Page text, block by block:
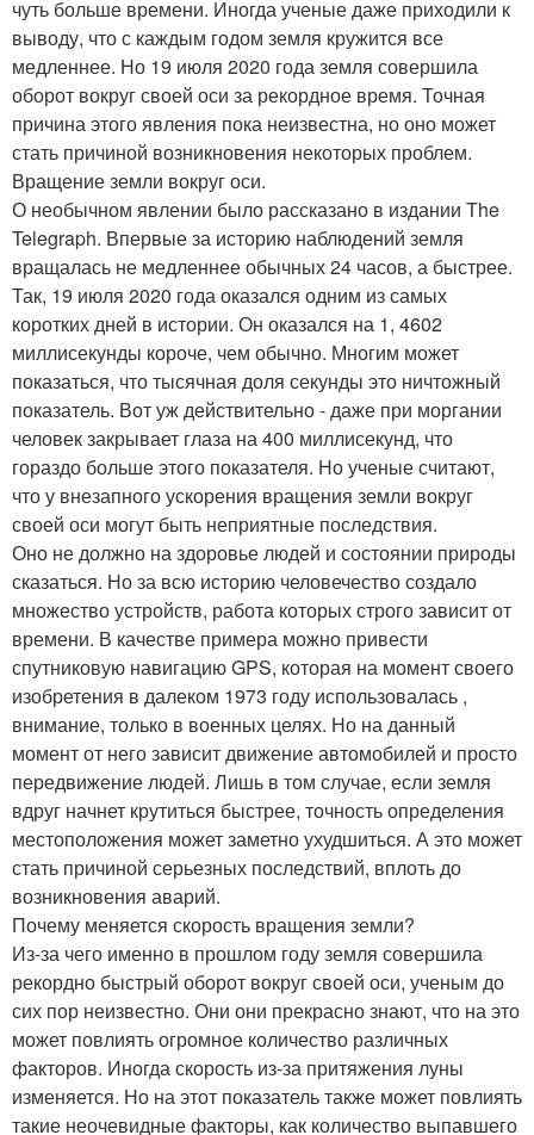
чуть больше времени. Иногда ученые даже приходили к
выводу, что с каждым годом земля кружится все
медленнее. Но 19 июля 2020 года земля совершила
оборот вокруг своей оси за рекордное время. Точная
причина этого явления пока неизвестна, но оно может
стать причиной возникновения некоторых проблем.
Вращение земли вокруг оси.
О необычном явлении было рассказано в издании The
Telegraph. Впервые за историю наблюдений земля
вращалась не медленнее обычных 24 часов, а быстрее.
Так, 19 июля 2020 года оказался одним из самых
коротких дней в истории. Он оказался на 1, 4602
миллисекунды короче, чем обычно. Многим может
показаться, что тысячная доля секунды это ничтожный
показатель. Вот уж действительно - даже при моргании
человек закрывает глаза на 400 миллисекунд, что
гораздо больше этого показателя. Но ученые считают,
что у внезапного ускорения вращения земли вокруг
своей оси могут быть неприятные последствия.
Оно не должно на здоровье людей и состоянии природы
сказаться. Но за всю историю человечество создало
множество устройств, работа которых строго зависит от
времени. В качестве примера можно привести
спутниковую навигацию GPS, которая на момент своего
изобретения в далеком 1973 году использовалась ,
внимание, только в военных целях. Но на данный
момент от него зависит движение автомобилей и просто
передвижение людей. Лишь в том случае, если земля
вдруг начнет крутиться быстрее, точность определения
местоположения может заметно ухудшиться. А это может
стать причиной серьезных последствий, вплоть до
возникновения аварий.
Почему меняется скорость вращения земли?
Из-за чего именно в прошлом году земля совершила
рекордно быстрый оборот вокруг своей оси, ученым до
сих пор неизвестно. Они они прекрасно знают, что на это
может повлиять огромное количество различных
факторов. Иногда скорость из-за притяжения луны
изменяется. Но на этот показатель также может повлиять
такие неочевидные факторы, как количество выпавшего